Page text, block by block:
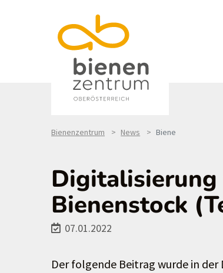
Bienenzentrum News Biene
Digitalisierung
Bienenstock
07.01.2022
Der folgende Beitrag wurde in der